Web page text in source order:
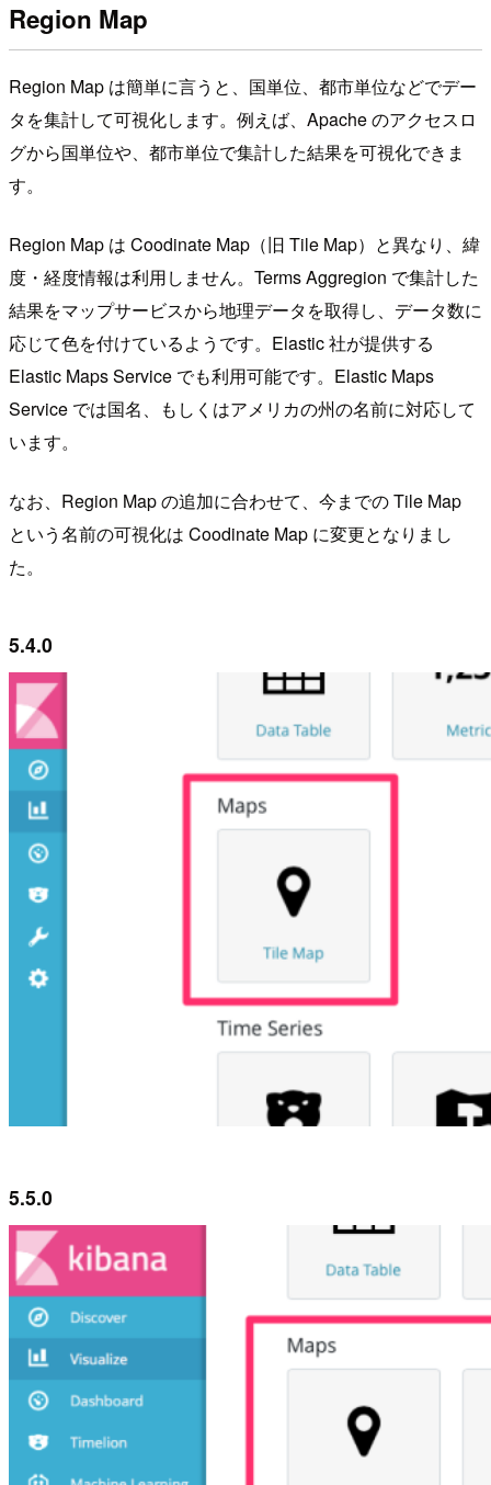
Region Map
Region Map は簡単に言うと、国単位、都市単位などでデー
タを集計して可視化します。例えば、Apache のアクセスロ
グから国単位や、都市単位で集計した結果を可視化できま
す。
Region Map は Coodinate Map（旧 Tile Map）と異なり、緯
度・経度情報は利用しません。Terms Aggregion で集計した
結果をマップサービスから地理データを取得し、データ数に
応じて色を付けているようです。Elastic 社が提供する
Elastic Maps Service でも利用可能です。Elastic Maps
Service では国名、もしくはアメリカの州の名前に対応して
います。
なお、Region Map の追加に合わせて、今までの Tile Map
という名前の可視化は Coodinate Map に変更となりまし
た。
5.4.0
5.5.0